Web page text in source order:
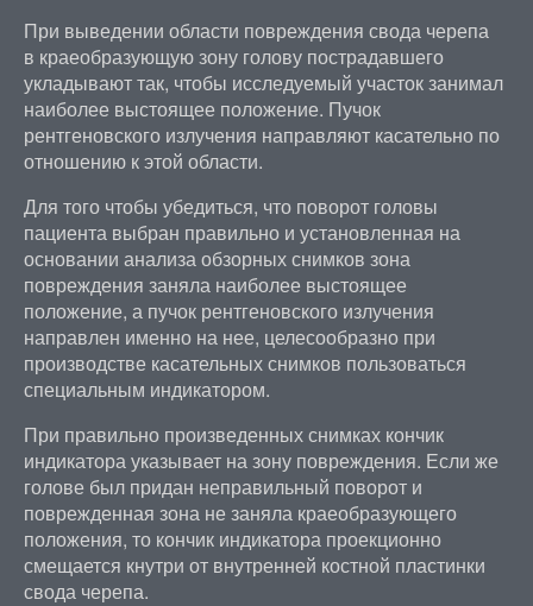
При выведении области повреждения свода черепа
в краеобразующую зону голову пострадавшего
укладывают так, чтобы исследуемый участок занимал
наиболее выстоящее положение. Пучок
рентгеновского излучения направляют касательно по
отношению к этой области.
Для того чтобы убедиться, что поворот головы
пациента выбран правильно и установленная на
основании анализа обзорных снимков зона
повреждения заняла наиболее выстоящее
положение, а пучок рентгеновского излучения
направлен именно на нее, целесообразно при
производстве касательных снимков пользоваться
специальным индикатором.
При правильно произведенных снимках кончик
индикатора указывает на зону повреждения. Если же
голове был придан неправильный поворот и
поврежденная зона не заняла краеобразующего
положения, то кончик индикатора проекционно
смещается кнутри от внутренней костной пластинки
свода черепа.